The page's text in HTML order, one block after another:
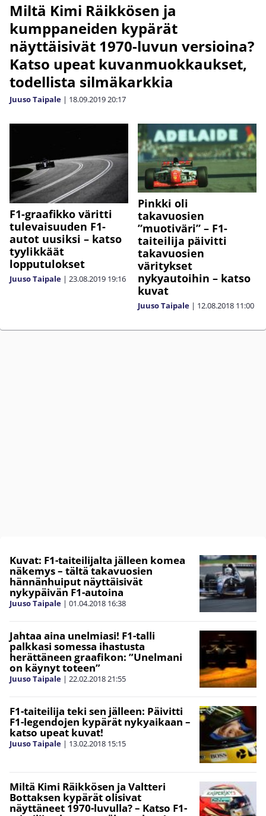
Miltä Kimi Räikkösen ja
kumppaneiden kypärät
näyttäisivät 1970-luvun versioina?
Katso upeat kuvanmuokkaukset,
todellista silmäkarkkia
Juuso Taipale | 18.09.201920:17
F1-graafikko väritti
tulevaisuuden F1-
autot uusiksi – katso
tyylikkäät
lopputulokset
Juuso Taipale | 23.08.2019 19:16
Pinkki oli
takavuosien
”muotiväri” – F1-
taiteilija päivitti
takavuosien
väritykset
nykyautoihin – katso
kuvat
Juuso Taipale | 12.08.2018 11:00
Kuvat: F1-taiteilijalta jälleen komea
näkemys – tältä takavuosien
hännänhuiput näyttäisivät
nykypäivän F1-autoina
Juuso Taipale | 01.04.2018 16:38
Jahtaa aina unelmiasi! F1-talli
palkkasi somessa ihastusta
herättäneen graafikon: ”Unelmani
on käynyt toteen”
Juuso Taipale | 22.02.201821:55
F1-taiteilija teki sen jälleen: Päivitti
F1-legendojen kypärät nykyaikaan –
katso upeat kuvat!
Juuso Taipale | 13.02.2018 15:15
Miltä Kimi Räikkösen ja Valtteri
Bottaksen kypärät olisivat
näyttäneet 1970-luvulla? – Katso F1-